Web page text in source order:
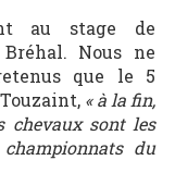
au stage de
Nous ne
que le 5
« à la fin,
chevaux sont les
du